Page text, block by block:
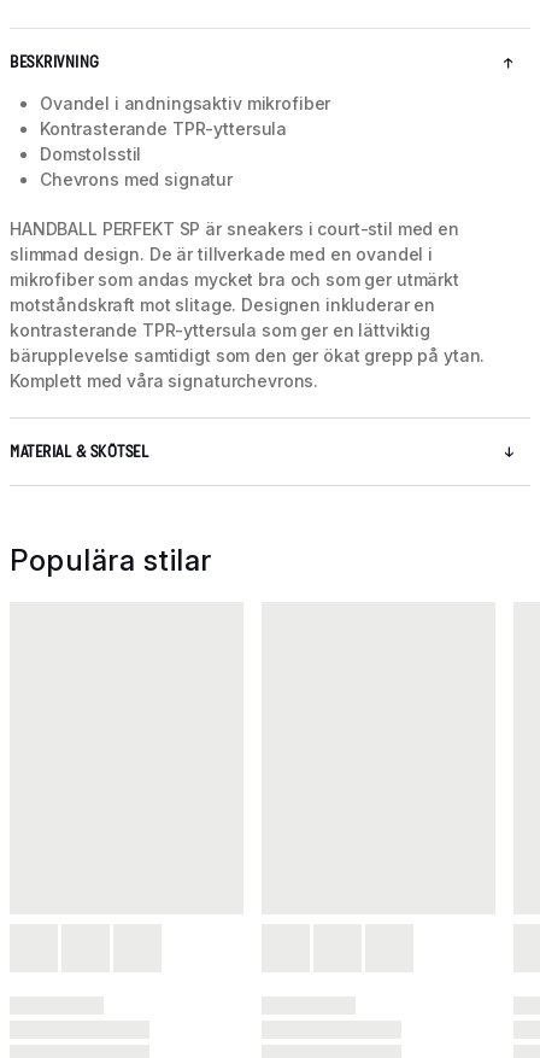
BESKRIVNING
Ovandel i andningsaktiv mikrofiber
Kontrasterande TPR-yttersula
Domstolsstil
Chevrons med signatur
HANDBALL PERFEKT SP är sneakers i court-stil med en
slimmad design. De är tillverkade med en ovandel i
mikrofiber som andas mycket bra och som ger utmärkt
motståndskraft mot slitage. Designen inkluderar en
kontrasterande TPR-yttersula som ger en lättviktig
bärupplevelse samtidigt som den ger ökat grepp på ytan.
Komplett med våra signaturchevrons.
MATERIAL & SKÖTSEL
Populära stilar